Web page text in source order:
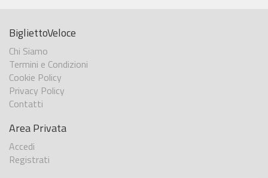
BigliettoVeloce
Chi Siamo
Termini e Condizioni
Cookie Policy
Privacy Policy
Contatti
Area Privata
Accedi
Registrati